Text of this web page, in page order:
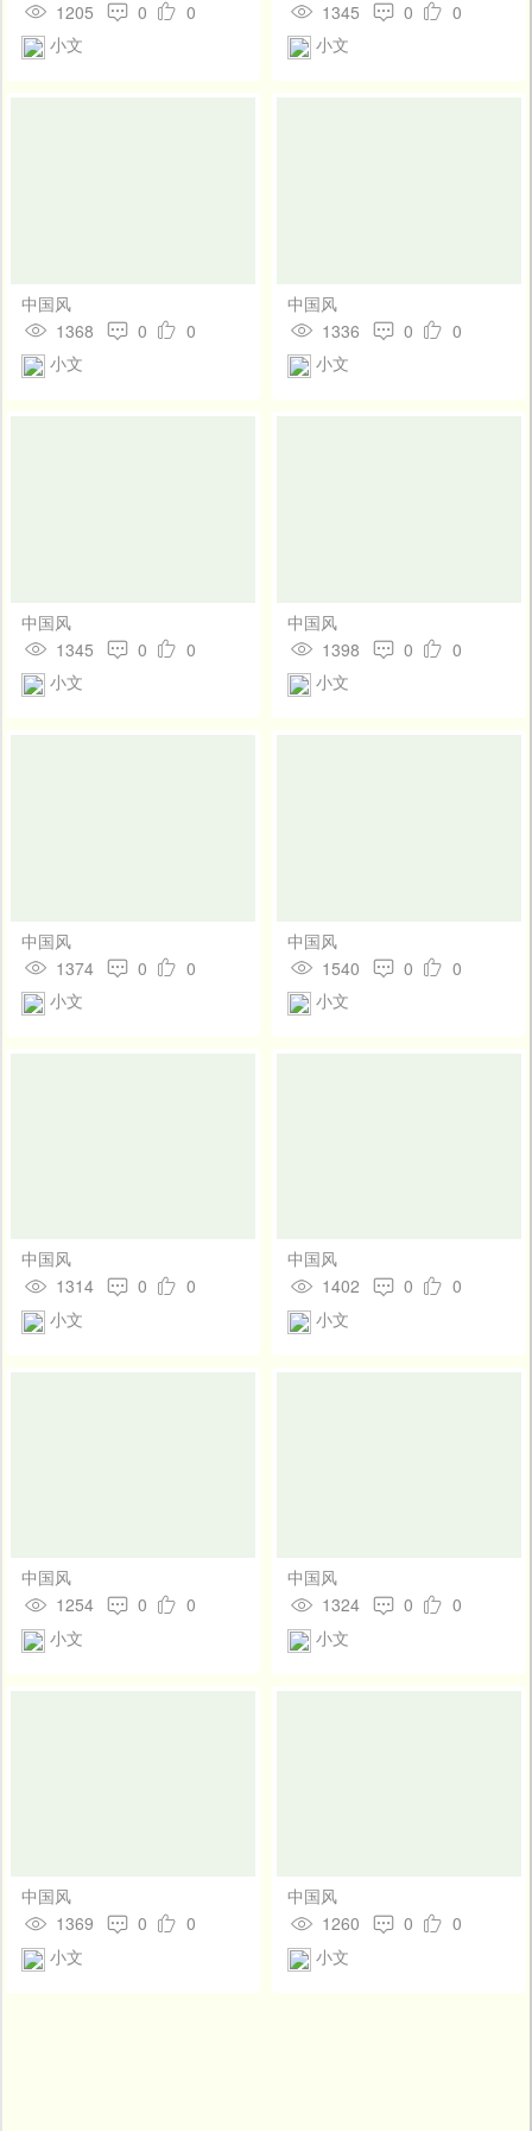
1205 0
0
小文
1345 0
0
小文
中国风
1368
0
0
小文
中国风
1336
0
0
小文
中国风
1345
0
0
小文
中国风
1398
0
0
小文
中国风
1374
0
0
小文
中国风
1540
0
0
小文
中国风
1314
0
0
小文
中国风
1402
0
0
小文
中国风
1254
0
0
小文
中国风
1324
0
0
小文
中国风
1369
0
0
小文
中国风
1260
0
0
小文